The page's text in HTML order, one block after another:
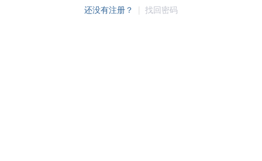
还没有注册？ | 找回密码